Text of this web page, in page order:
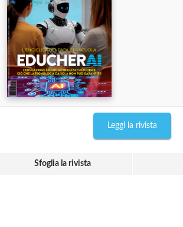
Leggi la rivista
Sfoglia la rivista